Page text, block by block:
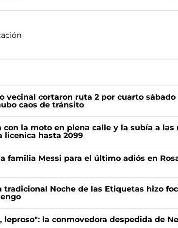
vecinal cortaron ruta 2 por cuarto sábado
caos de tránsito
con la moto en plena calle y la subía a las
licenica hasta 2099
familia Messi para el último adiós en
tradicional Noche de las Etiquetas hizo
leproso": la conmovedora despedida de